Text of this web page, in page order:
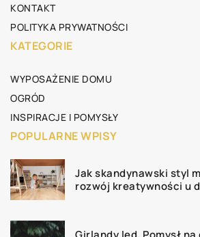
KONTAKT
POLITYKA PRYWATNOŚCI
KATEGORIE
WYPOSAŻENIE DOMU
OGRÓD
INSPIRACJE I POMYSŁY
POPULARNE WPISY
Jak skandynawski styl
rozwój kreatywności u